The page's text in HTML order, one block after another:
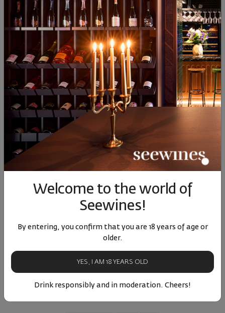
Selection of month
ТОП 10 вина за месец март от Деан Грозев
23.03.2021 2 minutes
Welcome to the world of
Seewines!
By entering, you confirm that you are 18 years of age or
older.
YES, I AM 18 YEARS OLD
Drink responsibly and in moderation. Cheers!